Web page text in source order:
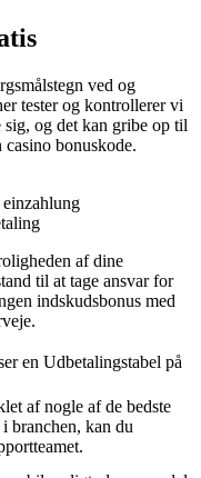
ved og
tester og kontrollerer vi
og det kan gribe op til
bonuskode.
af dine
til at tage ansvar for
indskudsbonus med
en Udbetalingstabel på
af nogle af de bedste
branchen, kan du